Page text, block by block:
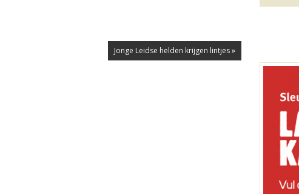
Jonge Leidse helden krijgen lintjes »